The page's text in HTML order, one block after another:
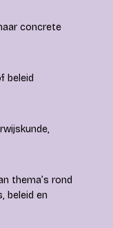
concrete
beleid
thema’s rond
beleid en